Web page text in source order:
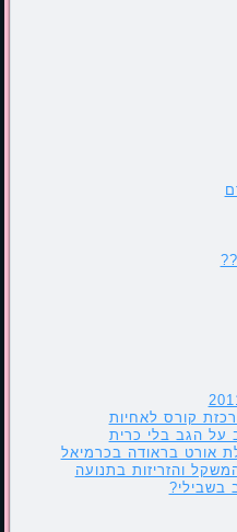
קורס לאחיות
על הגב בלי כרית
אורט בראודה בכרמיאל
והזריזות בתנועה
בשבילי?